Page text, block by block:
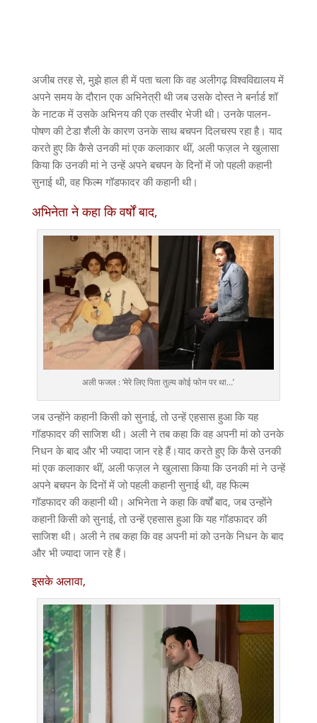
अजीब तरह से, मुझे हाल ही में पता चला कि वह अलीगढ़ विश्वविद्यालय में
अपने समय के दौरान एक अभिनेत्री थी जब उसके दोस्त ने बर्नार्ड शॉ
के नाटक में उसके अभिनय की एक तस्वीर भेजी थी। उनके पालन-
पोषण की टेडा शैली के कारण उनके साथ बचपन दिलचस्प रहा है। याद
करते हुए कि कैसे उनकी मां एक कलाकार थीं, अली फज़ल ने खुलासा
किया कि उनकी मां ने उन्हें अपने बचपन के दिनों में जो पहली कहानी
सुनाई थी, वह फिल्म गॉडफादर की कहानी थी।
अभिनेता ने कहा कि वर्षों बाद,
अली फजल : ‘मेरे लिए पिता तुल्य कोई फोन पर था…’
जब उन्होंने कहानी किसी को सुनाई, तो उन्हें एहसास हुआ कि यह
गॉडफादर की साजिश थी। अली ने तब कहा कि वह अपनी मां को उनके
निधन के बाद और भी ज्यादा जान रहे हैं।याद करते हुए कि कैसे उनकी
मां एक कलाकार थीं, अली फज़ल ने खुलासा किया कि उनकी मां ने उन्हें
अपने बचपन के दिनों में जो पहली कहानी सुनाई थी, वह फिल्म
गॉडफादर की कहानी थी। अभिनेता ने कहा कि वर्षों बाद, जब उन्होंने
कहानी किसी को सुनाई, तो उन्हें एहसास हुआ कि यह गॉडफादर की
साजिश थी। अली ने तब कहा कि वह अपनी मां को उनके निधन के बाद
और भी ज्यादा जान रहे हैं।
इसके अलावा,